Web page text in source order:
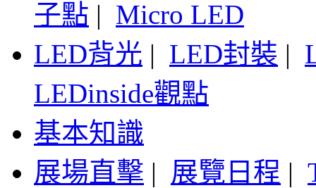
子點 | Micro LED
LED背光 | LED封裝 |
LEDinside觀點
基本知識
展場直擊 | 展覽日程 |